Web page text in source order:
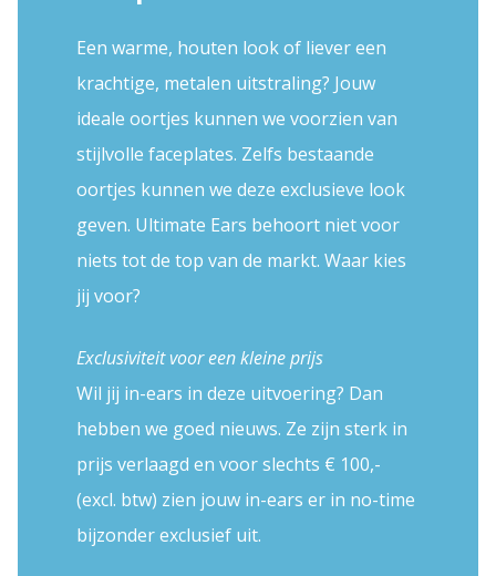
Een warme, houten look of liever een
krachtige, metalen uitstraling? Jouw
ideale oortjes kunnen we voorzien van
stijlvolle faceplates. Zelfs bestaande
oortjes kunnen we deze exclusieve look
geven. Ultimate Ears behoort niet voor
niets tot de top van de markt. Waar kies
jij voor?
Exclusiviteit voor een kleine prijs
Wil jij in-ears in deze uitvoering? Dan
hebben we goed nieuws. Ze zijn sterk in
prijs verlaagd en voor slechts € 100,-
(excl. btw) zien jouw in-ears er in no-time
bijzonder exclusief uit.